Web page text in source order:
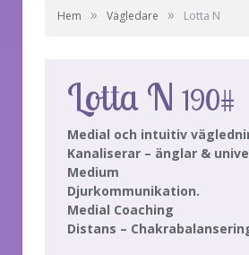
Hem » Vägledare » Lotta N
Lotta N 190#
Medial och intuitiv
Kanaliserar – änglar &
Medium
Djurkommunikation.
Medial Coaching
Distans –